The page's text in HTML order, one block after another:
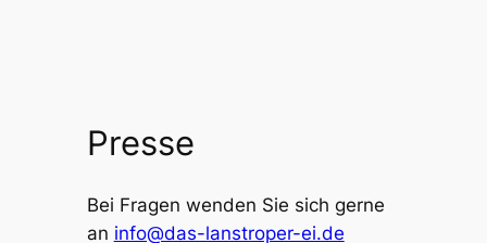
Presse
Bei Fragen wenden Sie sich gerne
an info@das-lanstroper-ei.de